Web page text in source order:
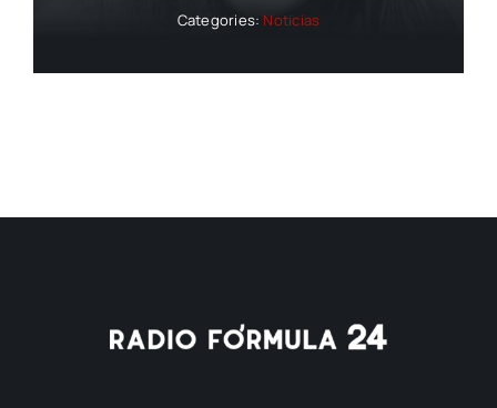
Categories: Noticias